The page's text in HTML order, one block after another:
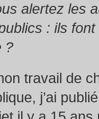
alertez les
: ils
?
travail de
j’ai